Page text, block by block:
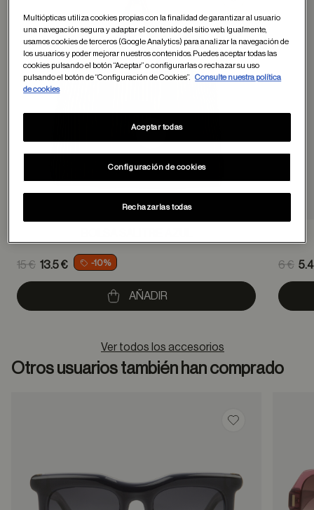
Price reduced from
15 €
to
13.5 € -10%
AÑADIR
6 €
to
Ver todos los accesorios
Otros usuarios también han comprado
Guardar en
Multiópticas utiliza cookies propias con la finalidad de garantizar al usuario
una navegación segura y adaptar el contenido del sitio web. Igualmente,
usamos cookies de terceros (Google Analytics) para analizar la navegación de
los usuarios y poder mejorar nuestros contenidos. Puedes aceptar todas las
cookies pulsando el botón “Aceptar” o configurarlas o rechazar su uso
pulsando el botón de “Configuración de Cookies”.
Consulte nuestra política
de cookies
Configuración de cookies
Rechazarlas todas
Aceptar todas